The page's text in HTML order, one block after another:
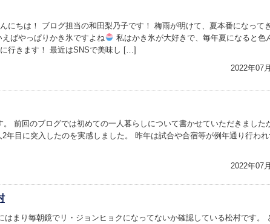
にちは！ ブログ担当の和田梨乃子です！ 梅雨が明けて、夏本番になって
えばやっぱりかき氷ですよね
私はかき氷が大好きで、毎年夏になると色
行きます！ 最近はSNSで美味し […]
2022年07
前回のブログでは初めての一人暮らしについて書かせていただきました
年目に突入したのを実感しました。 昨年は試合や合宿等が例年通り行われ
2022年07
はまり毎朝鏡でリ・ジョンヒョクになってないか確認している松村です。